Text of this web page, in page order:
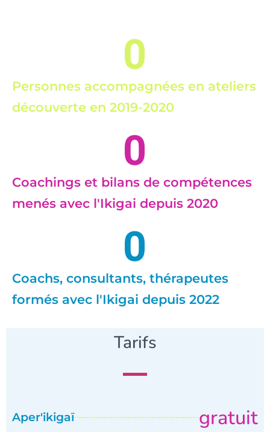
Personnes accompagnées en ateliers
découverte en 2019-2020
0
Coachings et bilans de compétences
menés avec l'Ikigai depuis 2020
0
Coachs, consultants, thérapeutes
formés avec l'Ikigai depuis 2022
0
Tarifs
Aper'ikigaï gratuit